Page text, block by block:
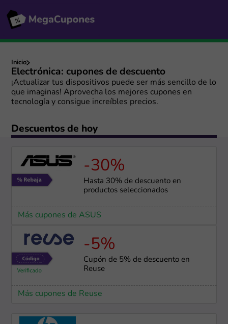
Inicio
Electrónica: cupones de descuento
¡Actualizar tus dispositivos puede ser más sencillo de lo
que imaginas! Aprovecha los mejores cupones en
tecnología y consigue increíbles precios.
Descuentos de hoy
-30%
Hasta 30% de descuento en
productos seleccionados
Más cupones de ASUS
-5%
Cupón de 5% de descuento en
Reuse
Más cupones de Reuse